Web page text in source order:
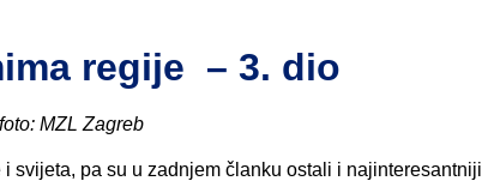
regije – 3. dio
MZL Zagreb
svijeta, pa su u zadnjem članku ostali i najinteresantniji